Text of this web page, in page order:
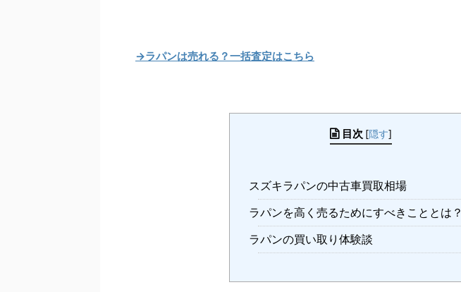
→ラパンは売れる？一括査定はこちら
目次 [隠す]
スズキラパンの中古車買取相場
ラパンを高く売るためにすべきこととは？
ラパンの買い取り体験談